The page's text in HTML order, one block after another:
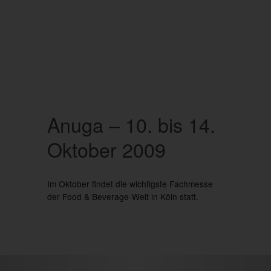
Anuga – 10. bis 14.
Oktober 2009
Im Oktober findet die wichtigste Fachmesse
der Food & Beverage-Welt in Köln statt.